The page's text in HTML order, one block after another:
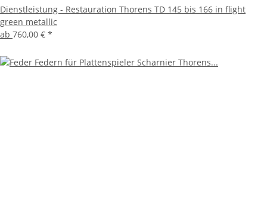
Dienstleistung - Restauration Thorens TD 145 bis 166 in flight
green metallic
ab 760,00 € *